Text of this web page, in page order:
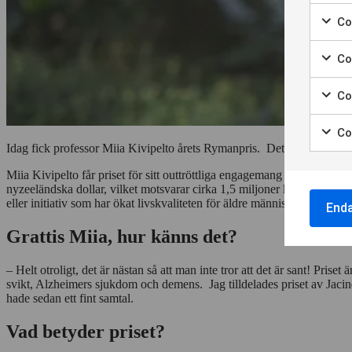
Idag fick professor Miia Kivipelto årets Rymanpris. Det är världens
Miia Kivipelto får priset för sitt outtröttliga engagemang och
nyzeeländska dollar, vilket motsvarar cirka 1,5 miljoner kronor.
eller initiativ som har ökat livskvaliteten för äldre människor.
Grattis Miia, hur känns det?
– Helt otroligt, det är nästan så att man inte tror att det är sant!
svikt, Alzheimers sjukdom och demens. Jag tilldelades priset av
hade sedan ett fint samtal.
Vad betyder priset?
för
till
av
för
till
av
för
för
till
för
för
av
för
till
för